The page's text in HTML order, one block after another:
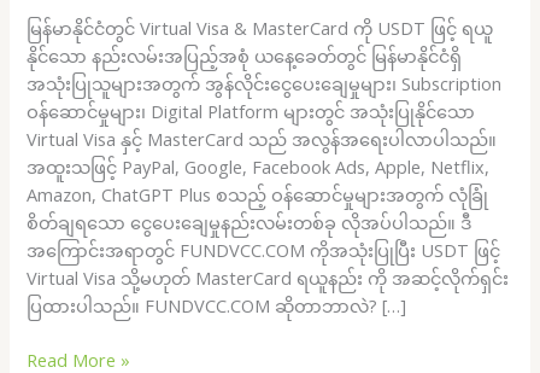
မြန်မာနိုင်ငံတွင် Virtual Visa & MasterCard ကို USDT ဖြင့် ရယူ
နိုင်သော နည်းလမ်းအပြည့်အစုံ ယနေ့ခေတ်တွင် မြန်မာနိုင်ငံရှိ
အသုံးပြုသူများအတွက် အွန်လိုင်းငွေပေးချေမှုများ၊ Subscription
ဝန်ဆောင်မှုများ၊ Digital Platform များတွင် အသုံးပြုနိုင်သော
Virtual Visa နှင့် MasterCard သည် အလွန်အရေးပါလာပါသည်။
အထူးသဖြင့် PayPal, Google, Facebook Ads, Apple, Netflix,
Amazon, ChatGPT Plus စသည့် ဝန်ဆောင်မှုများအတွက် လုံခြုံ
စိတ်ချရသော ငွေပေးချေမှုနည်းလမ်းတစ်ခု လိုအပ်ပါသည်။ ဒီ
အကြောင်းအရာတွင် FUNDVCC.COM ကိုအသုံးပြုပြီး USDT ဖြင့်
Virtual Visa သို့မဟုတ် MasterCard ရယူနည်း ကို အဆင့်လိုက်ရှင်း
ပြထားပါသည်။ FUNDVCC.COM ဆိုတာဘာလဲ? […]
Visa
နှင့်
MasterCard
ရယူ
နည်း
Read More »